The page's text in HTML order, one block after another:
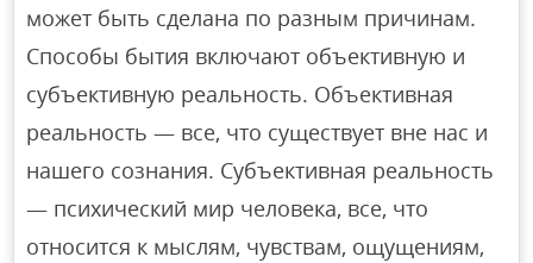
может быть сделана по разным причинам.
Способы бытия включают объективную и
субъективную реальность. Объективная
реальность — все, что существует вне нас и
нашего сознания. Субъективная реальность
— психический мир человека, все, что
относится к мыслям, чувствам, ощущениям,